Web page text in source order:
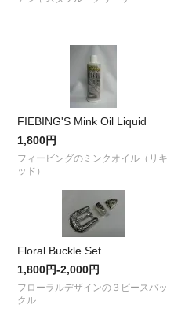
FIEBING'S Mink Oil Liquid
1,800円
フィービングのミンクオイル（リキ
ッド）
Floral Buckle Set
1,800円-2,000円
フローラルデザインの３ピースバッ
クル